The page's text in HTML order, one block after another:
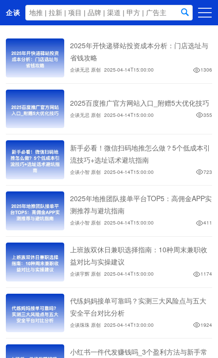
企谈
商务资源
资讯动态
关于我们
2025年开快递驿站投资成本分析：门店选址与
省钱攻略
企谈无忌 原创 2025-04-14T15:00:00 1306
2025百度推广官方网站入口_附赠5大优化技巧
企谈无忌 原创 2025-04-14T15:00:00 355
新手必看！微信扫码地推怎么做？5个低成本引
流技巧+选址话术避坑指南
企谈小智 原创 2025-04-14T15:00:00 723
2025年地推团队接单平台TOP5：高佣金APP实
测推荐与避坑指南
企谈小智 原创 2025-04-14T15:00:00 411
上班族双休日兼职选择指南：10种周末兼职收
益对比与实操建议
企谈宇辉 原创 2025-04-14T15:00:00 1174
代练妈妈接单可靠吗？实测三大风险点与五大
安全平台对比分析
企谈珠珠 原创 2025-04-14T13:00:00 1924
小红书一件代发赚钱吗_3个盈利方法与新手常